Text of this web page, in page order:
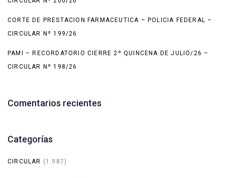
CORTE DE PRESTACION FARMACEUTICA – POLICIA FEDERAL –
CIRCULAR Nº 199/26
PAMI – RECORDATORIO CIERRE 2º QUINCENA DE JULIO/26 –
CIRCULAR Nº 198/26
Comentarios recientes
Categorías
CIRCULAR (1.987)